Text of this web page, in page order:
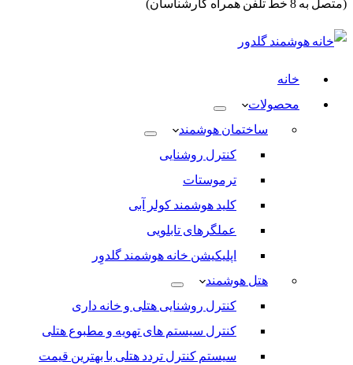
(متصل به 8 خط تلفن همراه کارشناسان)
خانه
محصولات
ساختمان هوشمند
کنترل روشنایی
ترموستات
کلید هوشمند کولر آبی
عملگرهای تابلویی
اپلیکیشن خانه هوشمند گلدوِر
هتل هوشمند
کنترل روشنایی هتلی و خانه داری
کنترل سیستم های تهویه و مطبوع هتلی
سیستم کنترل تردد هتلی با بهترین قیمت